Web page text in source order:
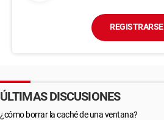
REGISTRARSE
ÚLTIMAS DISCUSIONES
¿cómo borrar la caché de una ventana?